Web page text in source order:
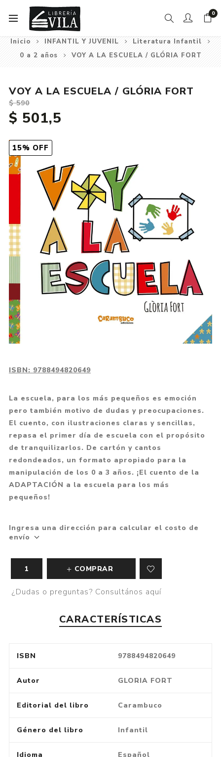
0
Inicio INFANTIL Y JUVENIL
Literatura Infantil
0 a 2 años
VOY A LA ESCUELA / GLÓRIA FORT
15% OFF
VOY A LA ESCUELA / GLÓRIA FORT
$ 590
$ 501,5
ISBN: 9788494820649
La escuela, para los más pequeños es emoción
pero también motivo de dudas y preocupaciones.
El cuento, con ilustraciones claras y sencillas,
repasa el primer día de escuela con el propósito
de tranquilizarlos. De cartón y cantos
redondeados, un formato apropiado para la
manipulación de los 0 a 3 años. ¡El cuento de la
ADAPTACIÓN a la escuela para los más
pequeños!
Ingresa una dirección para calcular el costo de
envío
COMPRAR
¿Dudas o preguntas? Consultános aquí
CARACTERÍSTICAS
ISBN 9788494820649
Autor GLORIA FORT
Editorial del libro Carambuco
Género del libro Infantil
Idioma Español